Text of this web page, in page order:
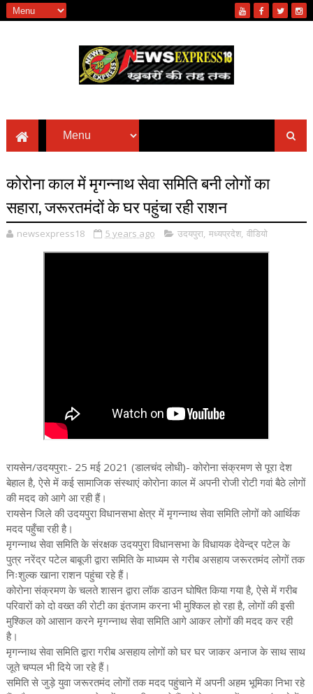
कोरोना काल में मृगन्नाथ सेवा समिति बनी लोगों का
सहारा, जरूरतमंदों के घर पहुंचा रही राशन
newsexpress18 5 years ago उदयपुरा, मध्यप्रदेश, वीडियो
रायसेन/उदयपुरा:- 25 मई 2021 (डालचंद लोधी)- कोरोना संक्रमण से पूरा देश
बेहाल है, ऐसे में कई सामाजिक संस्थाएं कोरोना काल में अपनी रोजी रोटी गवां बैठे लोगों
की मदद को आगे आ रही हैं।
रायसेन जिले की उदयपुरा विधानसभा क्षेत्र में मृगन्नाथ सेवा समिति लोगों को आर्थिक
मदद पहुँचा रही है।
मृगन्नाथ सेवा समिति के संरक्षक उदयपुरा विधानसभा के विधायक देवेन्द्र पटेल के
पुत्र नरेंद्र पटेल बाबूजी द्वारा समिति के माध्यम से गरीब असहाय जरूरतमंद लोगों तक
निःशुल्क खाना राशन पहुंचा रहे हैं।
कोरोना संक्रमण के चलते शासन द्वारा लॉक डाउन घोषित किया गया है, ऐसे में गरीब
परिवारों को दो वख्त की रोटी का इंतजाम करना भी मुश्किल हो रहा है, लोगों की इसी
मुश्किल को आसान करने मृगन्नाथ सेवा समिति आगे आकर लोगों की मदद कर रही
है।
मृगन्नाथ सेवा समिति द्वारा गरीब असहाय लोगों को घर घर जाकर अनाज के साथ साथ
जूते चप्पल भी दिये जा रहे हैं।
समिति से जुड़े युवा जरूरतमंद लोगों तक मदद पहुंचाने में अपनी अहम भूमिका निभा रहे